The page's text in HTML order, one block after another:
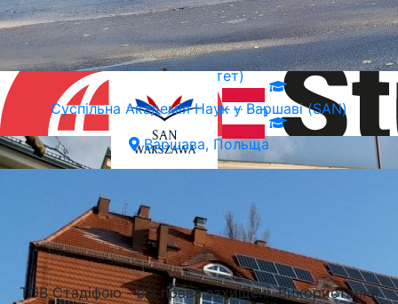
Вроцлавська Політехніка (Вроцлавський Технічний
Університет)
Вроцлав, Польща
Суспільна Академія Наук у Варшаві (SAN)
Варшава, Польща
Підібрати університет
ТОВ Стадіфою - всі права захищені. Використання